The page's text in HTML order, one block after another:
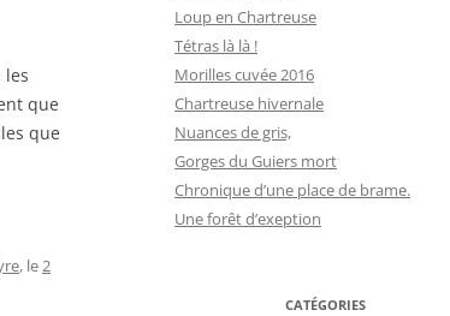
les
que
que
, le2
Loup en Chartreuse
Tétras là là !
Morilles cuvée 2016
Chartreuse hivernale
Nuances de gris,
Gorges du Guiers mort
Chronique d’une place de brame.
Une forêt d’exeption
CATÉGORIES